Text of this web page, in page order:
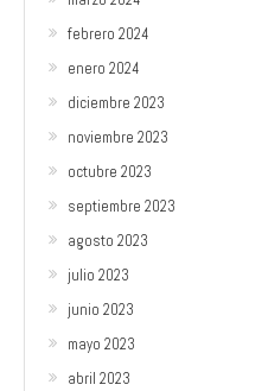
febrero 2024
enero 2024
diciembre 2023
noviembre 2023
octubre 2023
septiembre 2023
agosto 2023
julio 2023
junio 2023
mayo 2023
abril 2023